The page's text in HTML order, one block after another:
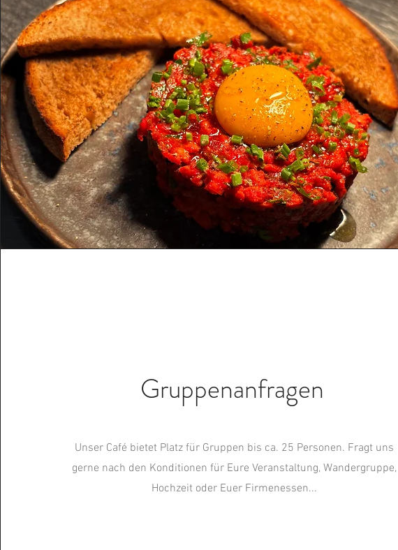
Gruppenanfragen
Unser Café bietet Platz für Gruppen bis ca. 25 Personen. Fragt uns
gerne nach den Konditionen für Eure Veranstaltung, Wandergruppe,
Hochzeit oder Euer Firmenessen...